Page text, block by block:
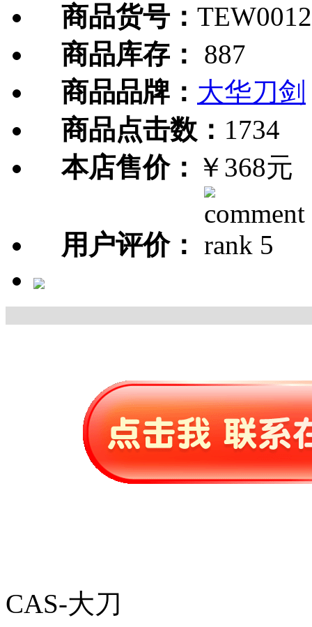
商品货号：
商品库存：
887
商品品牌： 大华刀剑
商品点击数： 1734
本店售价： ￥368元
用户评价：
CAS-大刀